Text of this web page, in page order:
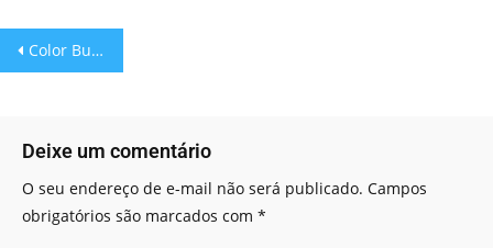
Color Bump Online
Deixe um comentário
O seu endereço de e-mail não será publicado. Campos
obrigatórios são marcados com *